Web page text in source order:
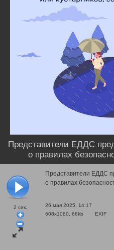
2 сек.
Представители ЕДДС
о правилах
26 мая 2025, 14:17
608x1080, 66kb
EXIF
Представители ЕДДС
о правилах